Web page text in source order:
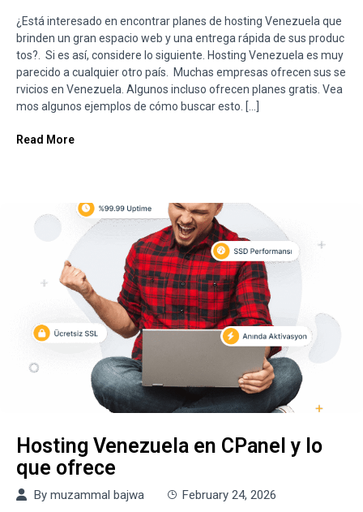
¿Está interesado en encontrar planes de hosting Venezuela que
brinden un gran espacio web y una entrega rápida de sus produc
tos?. Si es así, considere lo siguiente. Hosting Venezuela es muy
parecido a cualquier otro país. Muchas empresas ofrecen sus se
rvicios en Venezuela. Algunos incluso ofrecen planes gratis. Vea
mos algunos ejemplos de cómo buscar esto. […]
Read More
Hosting Venezuela en CPanel y lo
que ofrece
By muzammal bajwa February 24, 2026